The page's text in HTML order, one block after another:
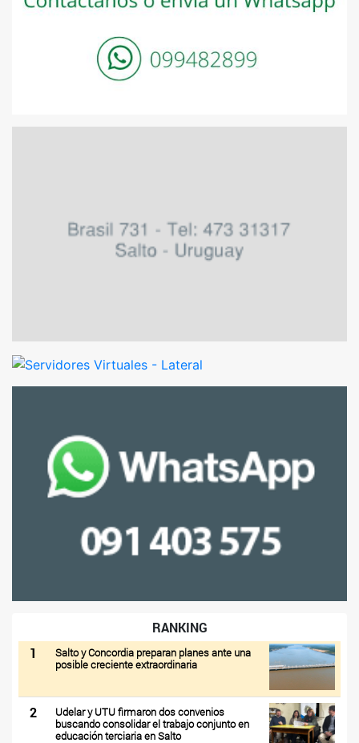
RANKING
1
Salto y Concordia preparan planes ante una
posible creciente extraordinaria
2
Udelar y UTU firmaron dos convenios
buscando consolidar el trabajo conjunto en
educación terciaria en Salto